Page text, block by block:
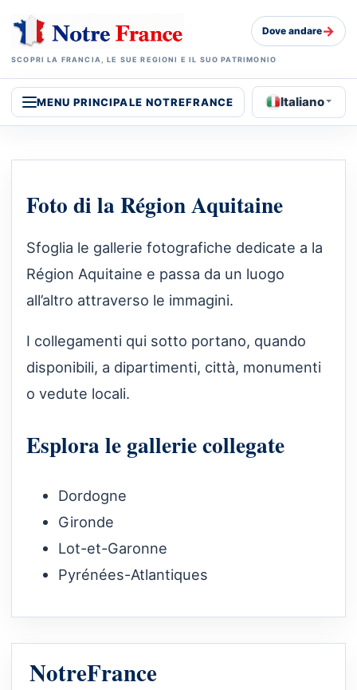
SCOPRI LA FRANCIA, LE SUE REGIONI E IL SUO PATRIMONIO
Dove andare→
MENU PRINCIPALE NOTREFRANCE Italiano
Foto di la Région Aquitaine
Sfoglia le gallerie fotografiche dedicate a la
Région Aquitaine e passa da un luogo
all’altro attraverso le immagini.
I collegamenti qui sotto portano, quando
disponibili, a dipartimenti, città, monumenti
o vedute locali.
Esplora le gallerie collegate
Dordogne
Gironde
Lot-et-Garonne
Pyrénées-Atlantiques
NotreFrance